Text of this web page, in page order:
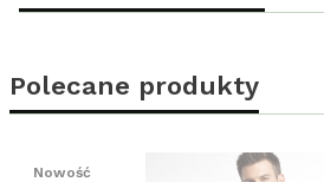
Polecane produkty
Nowość